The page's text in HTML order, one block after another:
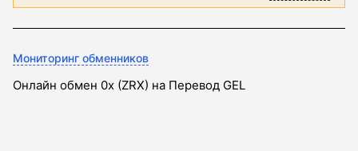
Мониторинг обменников
Онлайн обмен 0x (ZRX) на Перевод GEL